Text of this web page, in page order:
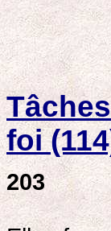
foi
203